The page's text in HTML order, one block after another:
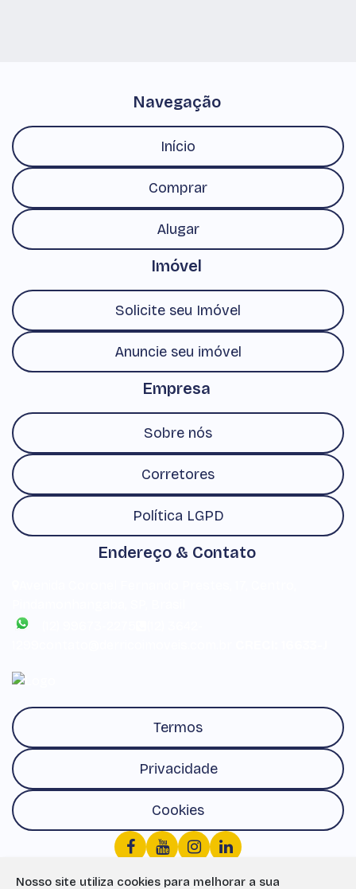
Nosso site utiliza cookies para melhorar a sua
Navegação
Início
Comprar
Alugar
Imóvel
Solicite seu Imóvel
Anuncie seu imóvel
Empresa
Sobre nós
Corretores
Política LGPD
Endereço & Contato
Termos
Privacidade
Cookies